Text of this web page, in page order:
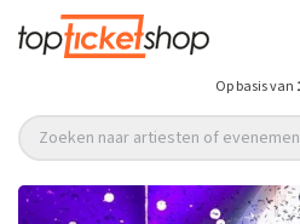
Op basis van
Zoeken naar artiesten of